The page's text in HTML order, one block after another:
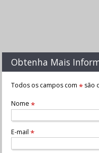
Obtenha Mais
Todos os campos com *são
Nome *
E-mail *